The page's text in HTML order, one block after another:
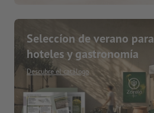
Seleccíon de verano para
hoteles y gastronomía
Descubre el catálogo